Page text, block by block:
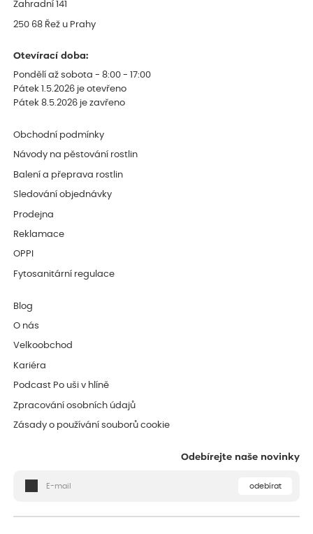
Zahradní 141
250 68 Řež u Prahy
Otevírací doba:
Pondělí až sobota - 8:00 - 17:00
Pátek 1.5.2026 je otevřeno
Pátek 8.5.2026 je zavřeno
Obchodní podmínky
Návody na pěstování rostlin
Balení a přeprava rostlin
Sledování objednávky
Prodejna
Reklamace
OPPI
Fytosanitární regulace
Blog
O nás
Velkoobchod
Kariéra
Podcast Po uši v hlíně
Zpracování osobních údajů
Zásady o používání souborů cookie
Odebírejte naše novinky
odebírat